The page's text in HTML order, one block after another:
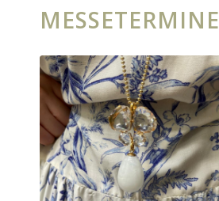
MESSETERMINE